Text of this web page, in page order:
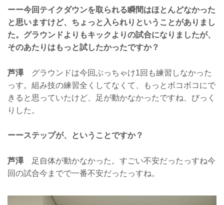
ーー今回テイクダウンを取られる瞬間はほとんどなかった
と思いますけど、ちょっと入られりということがありまし
た。グラウンドよりもキックよりの試合になりましたが、
そのあたりはもっと試したかったですか？
芦澤グラウンドは今回ぶっちゃけ1回も練習しなかった
っす。組み技の練習全くしてなくて、もっとボコボコにで
きると思っていたけど、足が動かなかったですね、びっく
りした。
ーーステップが、ということですか？
芦澤足自体が動かなかった。すごい不安だったっすね今
回の試合今までで一番不安だったっすね。